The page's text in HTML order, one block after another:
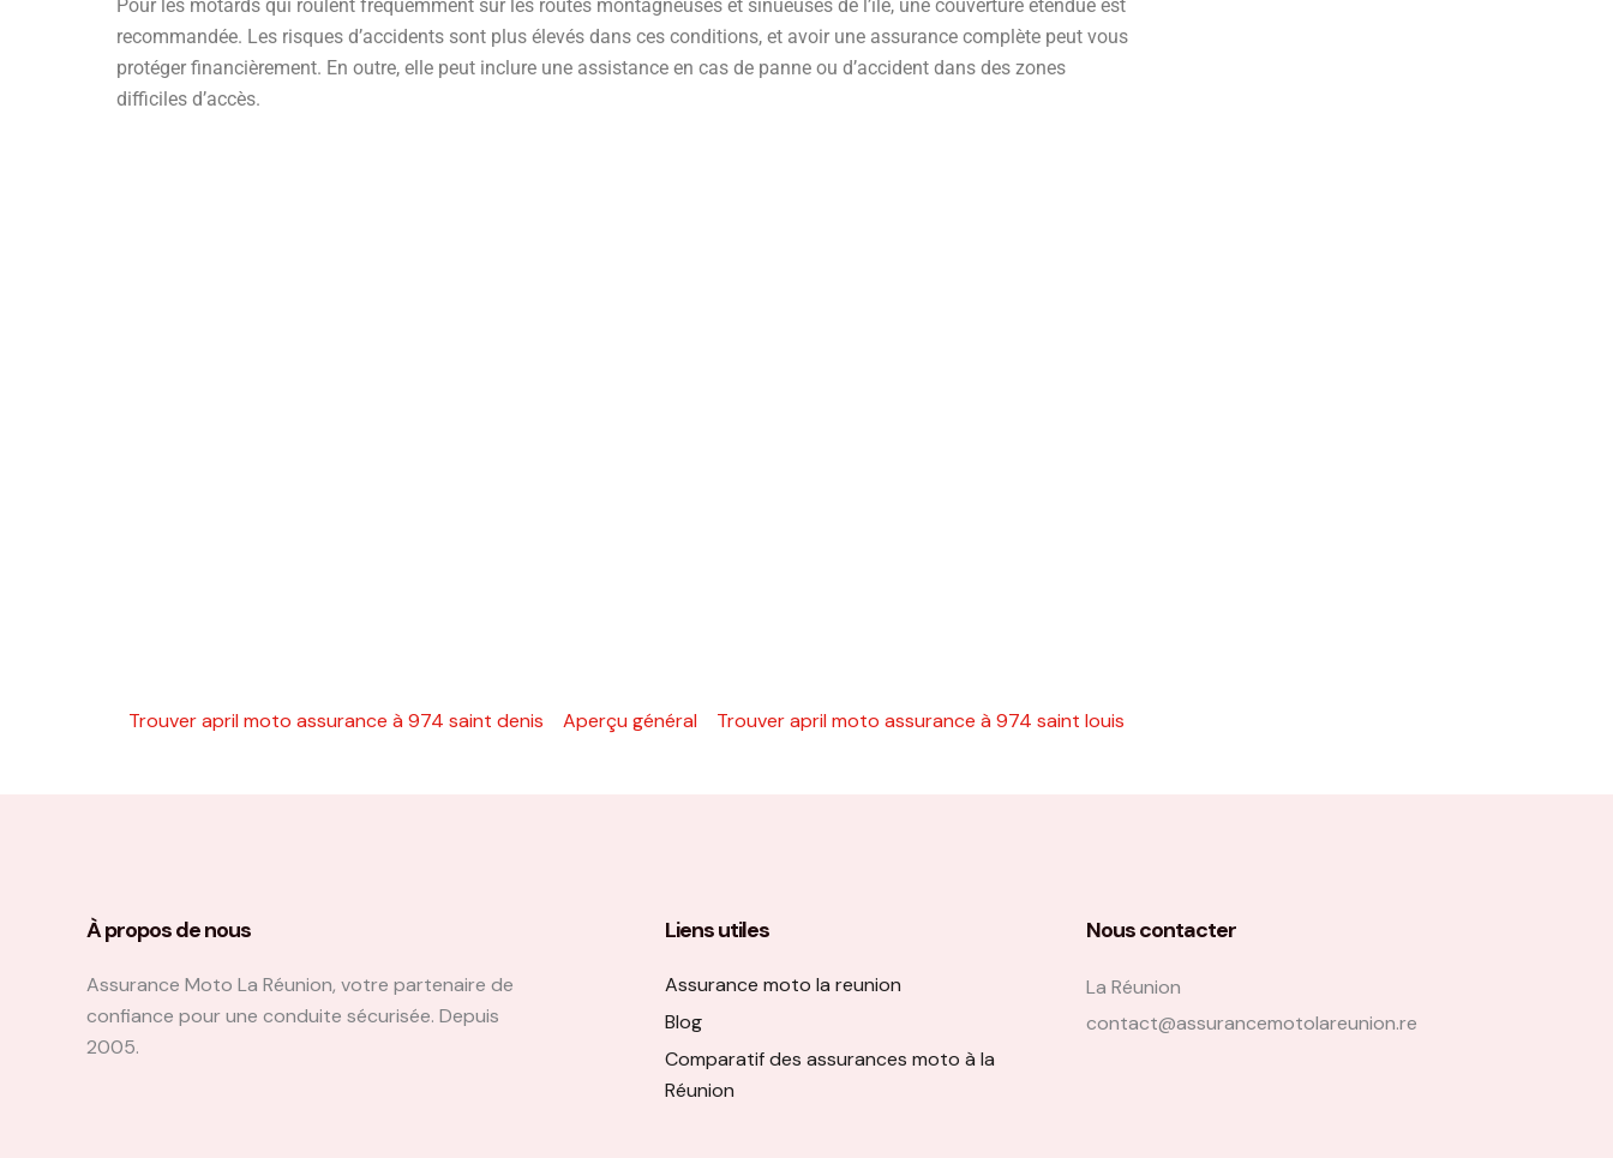
Pour les motards qui roulent fréquemment sur les routes montagneuses et sinueuses de l’île, une couverture étendue est
recommandée. Les risques d’accidents sont plus élevés dans ces conditions, et avoir une assurance complète peut vous
protéger financièrement. En outre, elle peut inclure une assistance en cas de panne ou d’accident dans des zones
difficiles d’accès.
Trouver april moto assurance à 974 saint denis Aperçu général Trouver april moto assurance à 974 saint louis
À propos de nous
Assurance Moto La Réunion, votre partenaire de
confiance pour une conduite sécurisée. Depuis
2005.
Liens utiles
Assurance moto la reunion
Blog
Comparatif des assurances moto à la
Réunion
Nous contacter
La Réunion
contact@assurancemotolareunion.re